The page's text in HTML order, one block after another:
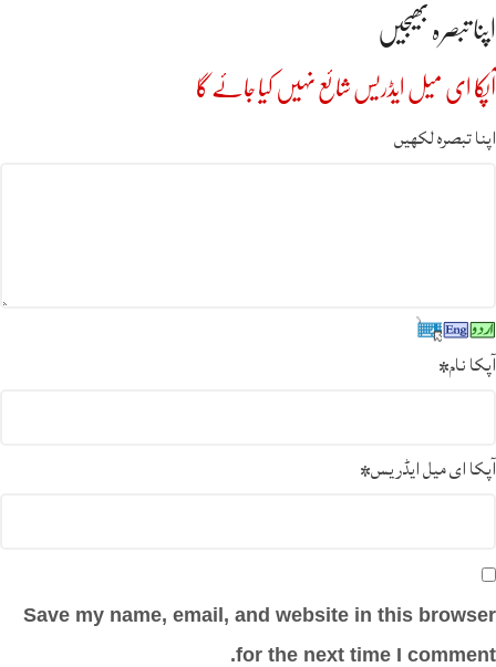
اپنا تبصرہ بھیجیں
آپکا ای میل ایڈریس شائع نہیں کیا جائے گا
اپنا تبصرہ لکھیں
آپکا نام*
آپکا ای میل ایڈریس*
Save my name, email, and website in this browser
for the next time I comment.